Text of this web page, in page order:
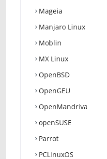
Mageia
Manjaro Linux
Moblin
MX Linux
OpenBSD
OpenGEU
OpenMandriva
openSUSE
Parrot
PCLinuxOS